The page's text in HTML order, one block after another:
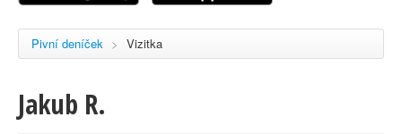
Pivní deníček > Vizitka
Jakub R.